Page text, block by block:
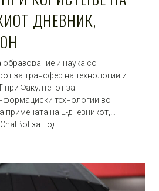
ДНЕВНИК,
и наука со
за трансфер на технологии и
Факултетот за
технологии во
примената на Е-дневникот,…
за под…